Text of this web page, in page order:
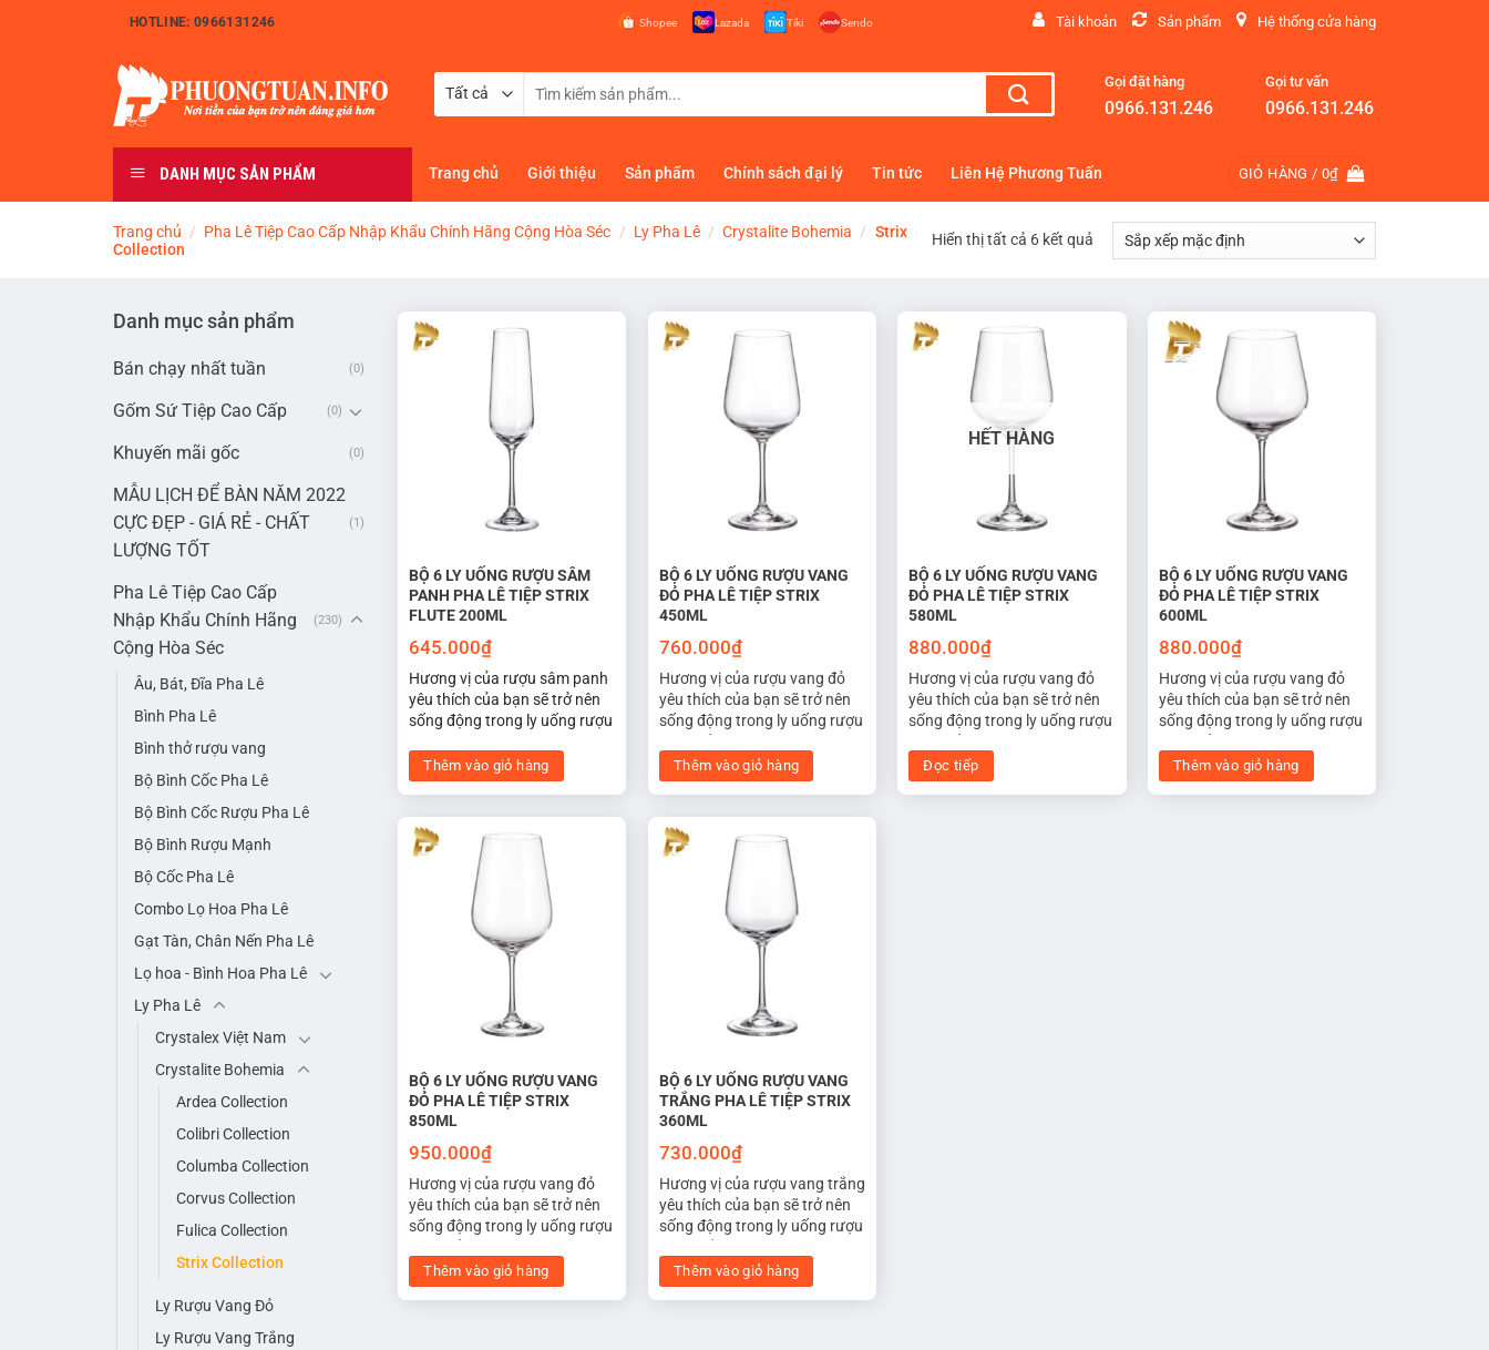
HOTLINE: 0966131246 Shopee Lazada Tiki Sendo Tài khoản Sản phẩm Hệ thống cửa hàng
Tìm
Gọi đặt hàng
0966.131.246
Gọi tư vấn
0966.131.246
DANH MỤC SẢN PHẨM Trang chủ Giới thiệu Sản phẩm Chính sách đại lý Tin tức Liên Hệ Phương Tuấn GIỎ HÀNG / 0₫
Trang chủ / Pha Lê Tiệp Cao Cấp Nhập Khẩu Chính Hãng Cộng Hòa Séc / Ly Pha Lê / Crystalite Bohemia / Strix
Collection
Hiển thị tất cả 6 kết quả
Danh mục sản phẩm
Bán chạy nhất tuần (0)
Gốm Sứ Tiệp Cao Cấp (0)
Khuyến mãi gốc (0)
MẪU LỊCH ĐỂ BÀN NĂM 2022
CỰC ĐẸP - GIÁ RẺ - CHẤT
LƯỢNG TỐT
(1)
Pha Lê Tiệp Cao Cấp
Nhập Khẩu Chính Hãng
Cộng Hòa Séc
(230)
Âu, Bát, Đĩa Pha Lê
Bình Pha Lê
Bình thở rượu vang
Bộ Bình Cốc Pha Lê
Bộ Bình Cốc Rượu Pha Lê
Bộ Bình Rượu Mạnh
Bộ Cốc Pha Lê
Combo Lọ Hoa Pha Lê
Gạt Tàn, Chân Nến Pha Lê
Lọ hoa - Bình Hoa Pha Lê
Ly Pha Lê
Crystalex Việt Nam
Crystalite Bohemia
Ardea Collection
Colibri Collection
Columba Collection
Corvus Collection
Fulica Collection
Strix Collection
Ly Rượu Vang Đỏ
Ly Rượu Vang Trắng
BỘ 6 LY UỐNG RƯỢU SÂM
PANH PHA LÊ TIỆP STRIX
FLUTE 200ML
645.000₫
Hương vị của rượu sâm panh
yêu thích của bạn sẽ trở nên
sống động trong ly uống rượu
200ml. Được thiết kế với hình
trụ dài, giúp rượu thở dễ dàng,
vị của rượu. Hình dạng sang
trọng cũng cũng mang lại tính
thẩm mỹ cao cho bàn tiệc.
Thêm vào giỏ hàng
BỘ 6 LY UỐNG RƯỢU VANG
ĐỎ PHA LÊ TIỆP STRIX
450ML
760.000₫
Hương vị của rượu vang đỏ
yêu thích của bạn sẽ trở nên
sống động trong ly uống rượu
Được thiết kế với phần bầu ly
to hơn và miệng ly mở rộng,
với không khí, hương vị cân
bằng tốt nhất. Bầu ly rộng
làm dịu vị tannin trong rượu
đỏ và mở ra hương thơm lan
tỏa đến đúng phần lưỡi khi
thưởng thức.
Thêm vào giỏ hàng
HẾT HÀNG
BỘ 6 LY UỐNG RƯỢU VANG
ĐỎ PHA LÊ TIỆP STRIX
580ML
880.000₫
Hương vị của rượu vang đỏ
yêu thích của bạn sẽ trở nên
sống động trong ly uống rượu
Được thiết kế với phần bầu ly
to hơn và miệng ly mở rộng,
Đọc tiếp
BỘ 6 LY UỐNG RƯỢU VANG
ĐỎ PHA LÊ TIỆP STRIX
600ML
880.000₫
Hương vị của rượu vang đỏ
yêu thích của bạn sẽ trở nên
sống động trong ly uống rượu
Được thiết kế với phần bầu ly
to hơn và miệng ly mở rộng,
Thêm vào giỏ hàng
BỘ 6 LY UỐNG RƯỢU VANG
ĐỎ PHA LÊ TIỆP STRIX
850ML
950.000₫
Hương vị của rượu vang đỏ
yêu thích của bạn sẽ trở nên
sống động trong ly uống rượu
Được thiết kế với phần bầu ly
to hơn và miệng ly mở rộng,
Thêm vào giỏ hàng
BỘ 6 LY UỐNG RƯỢU VANG
TRẮNG PHA LÊ TIỆP STRIX
360ML
730.000₫
Hương vị của rượu vang trắng
yêu thích của bạn sẽ trở nên
sống động trong ly uống rượu
360ML. Được thiết kế với
phần bầu ly nhỏ hơn và miệng
Thêm vào giỏ hàng